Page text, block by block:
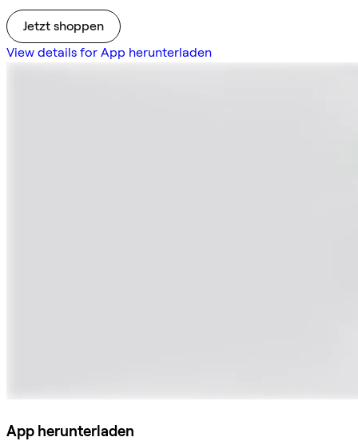
Jetzt shoppen
View details for App herunterladen
App herunterladen